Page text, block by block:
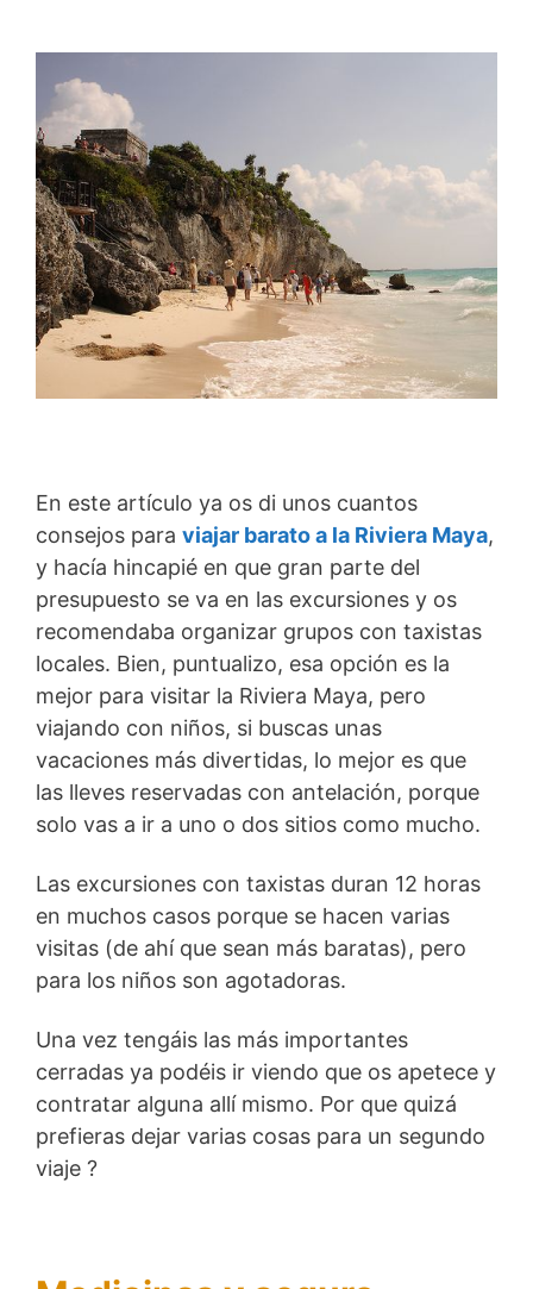
En este artículo ya os di unos cuantos
consejos para viajar barato a la Riviera Maya,
y hacía hincapié en que gran parte del
presupuesto se va en las excursiones y os
recomendaba organizar grupos con taxistas
locales. Bien, puntualizo, esa opción es la
mejor para visitar la Riviera Maya, pero
viajando con niños, si buscas unas
vacaciones más divertidas, lo mejor es que
las lleves reservadas con antelación, porque
solo vas a ir a uno o dos sitios como mucho.
Las excursiones con taxistas duran 12 horas
en muchos casos porque se hacen varias
visitas (de ahí que sean más baratas), pero
para los niños son agotadoras.
Una vez tengáis las más importantes
cerradas ya podéis ir viendo que os apetece y
contratar alguna allí mismo. Por que quizá
prefieras dejar varias cosas para un segundo
viaje ?